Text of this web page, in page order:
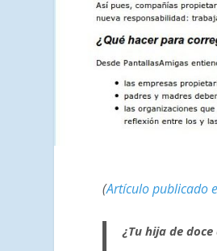
(Artículo publicado
¿Tu hija de